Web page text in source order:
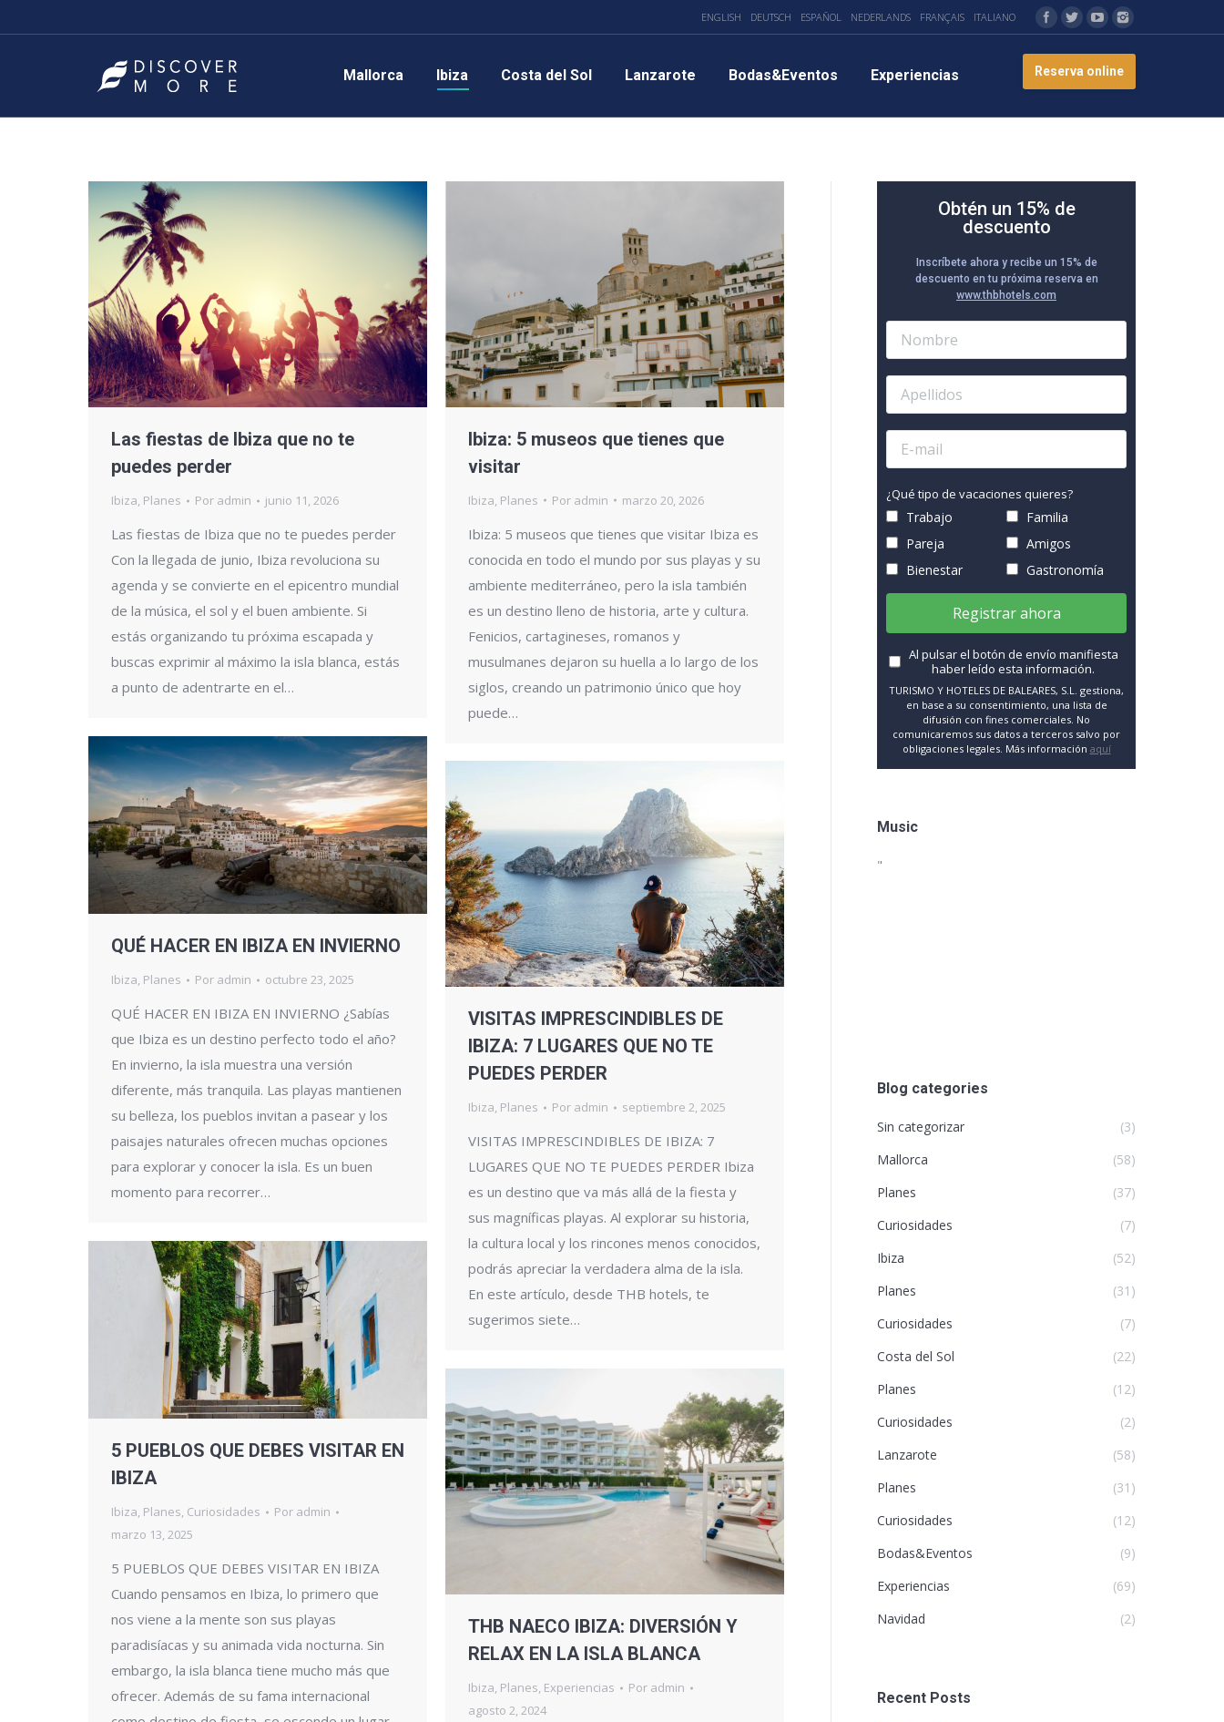
ENGLISH DEUTSCH ESPAÑOL NEDERLANDS FRANÇAIS ITALIANO
Mallorca Ibiza Costa del Sol Lanzarote Bodas&Eventos Experiencias Reserva online
Las fiestas de Ibiza que no te
puedes perder
Ibiza, Planes Por admin junio 11, 2026
Las fiestas de Ibiza que no te puedes perder
Con la llegada de junio, Ibiza revoluciona su
agenda y se convierte en el epicentro mundial
de la música, el sol y el buen ambiente. Si
estás organizando tu próxima escapada y
buscas exprimir al máximo la isla blanca, estás
a punto de adentrarte en el…
Ibiza: 5 museos que tienes que
visitar
Ibiza, Planes Por admin marzo 20, 2026
Ibiza: 5 museos que tienes que visitar Ibiza es
conocida en todo el mundo por sus playas y su
ambiente mediterráneo, pero la isla también
es un destino lleno de historia, arte y cultura.
Fenicios, cartagineses, romanos y
musulmanes dejaron su huella a lo largo de los
siglos, creando un patrimonio único que hoy
puede…
QUÉ HACER EN IBIZA EN INVIERNO
Ibiza, Planes Por admin octubre 23, 2025
QUÉ HACER EN IBIZA EN INVIERNO ¿Sabías
que Ibiza es un destino perfecto todo el año?
En invierno, la isla muestra una versión
diferente, más tranquila. Las playas mantienen
su belleza, los pueblos invitan a pasear y los
paisajes naturales ofrecen muchas opciones
para explorar y conocer la isla. Es un buen
momento para recorrer…
VISITAS IMPRESCINDIBLES DE
IBIZA: 7 LUGARES QUE NO TE
PUEDES PERDER
Ibiza, Planes Por admin septiembre 2, 2025
VISITAS IMPRESCINDIBLES DE IBIZA: 7
LUGARES QUE NO TE PUEDES PERDER Ibiza
es un destino que va más allá de la fiesta y
sus magníficas playas. Al explorar su historia,
la cultura local y los rincones menos conocidos,
podrás apreciar la verdadera alma de la isla.
En este artículo, desde THB hotels, te
sugerimos siete…
5 PUEBLOS QUE DEBES VISITAR EN
IBIZA
Ibiza, Planes, Curiosidades Por admin
marzo 13, 2025
5 PUEBLOS QUE DEBES VISITAR EN IBIZA
Cuando pensamos en Ibiza, lo primero que
nos viene a la mente son sus playas
paradisíacas y su animada vida nocturna. Sin
embargo, la isla blanca tiene mucho más que
ofrecer. Además de su fama internacional
THB NAECO IBIZA: DIVERSIÓN Y
RELAX EN LA ISLA BLANCA
Ibiza, Planes, Experiencias Por admin
agosto 2, 2024
Obtén un 15% de
descuento
Inscríbete ahora y recibe un 15% de
descuento en tu próxima reserva en
www.thbhotels.com
¿Qué tipo de vacaciones quieres?
Trabajo
Familia
Pareja
Amigos
Bienestar
Gastronomía
Registrar ahora
Al pulsar el botón de envío manifiesta
haber leído esta información.
TURISMO Y HOTELES DE BALEARES, S.L. gestiona,
en base a su consentimiento, una lista de
difusión con fines comerciales. No
comunicaremos sus datos a terceros salvo por
obligaciones legales. Más información aquí
Music
"
Blog categories
Sin categorizar
(3)
Mallorca
(58)
Planes
(37)
Curiosidades
(7)
Ibiza
(52)
Planes
(31)
Curiosidades
(7)
Costa del Sol
(22)
Planes
(12)
Curiosidades
(2)
Lanzarote
(58)
Planes
(31)
Curiosidades
(12)
Bodas&Eventos
(9)
Experiencias
(69)
Navidad
(2)
Recent Posts